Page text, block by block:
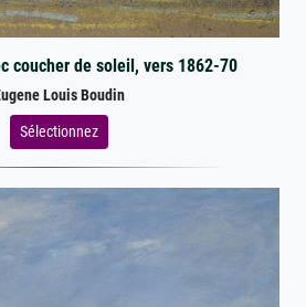
coucher de soleil, vers 1862-70
Louis Boudin
Sélectionnez